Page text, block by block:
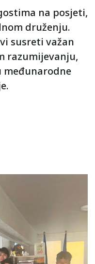
na posjeti,
druženju.
susreti važan
razumijevanju,
međunarodne